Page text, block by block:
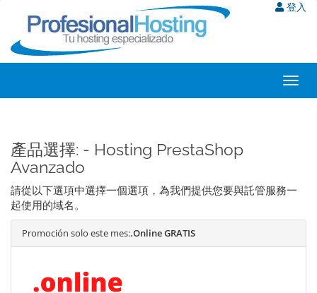
登入
產品選擇: - Hosting PrestaShop
Avanzado
請從以下選項中選擇一個選項，為我們提供您要與託管服務一
起使用的域名。
Promoción solo este mes:.Online GRATIS